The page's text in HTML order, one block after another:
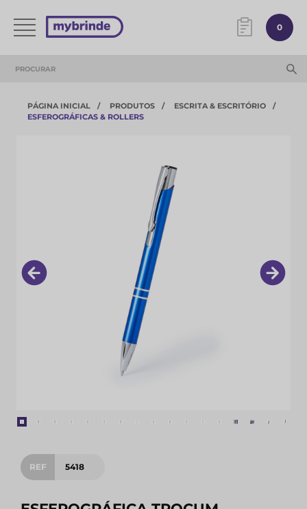
0
PÁGINA INICIAL PRODUTOS
ESCRITA & ESCRITÓRIO
ESFEROGRÁFICAS & ROLLERS
REF 5418